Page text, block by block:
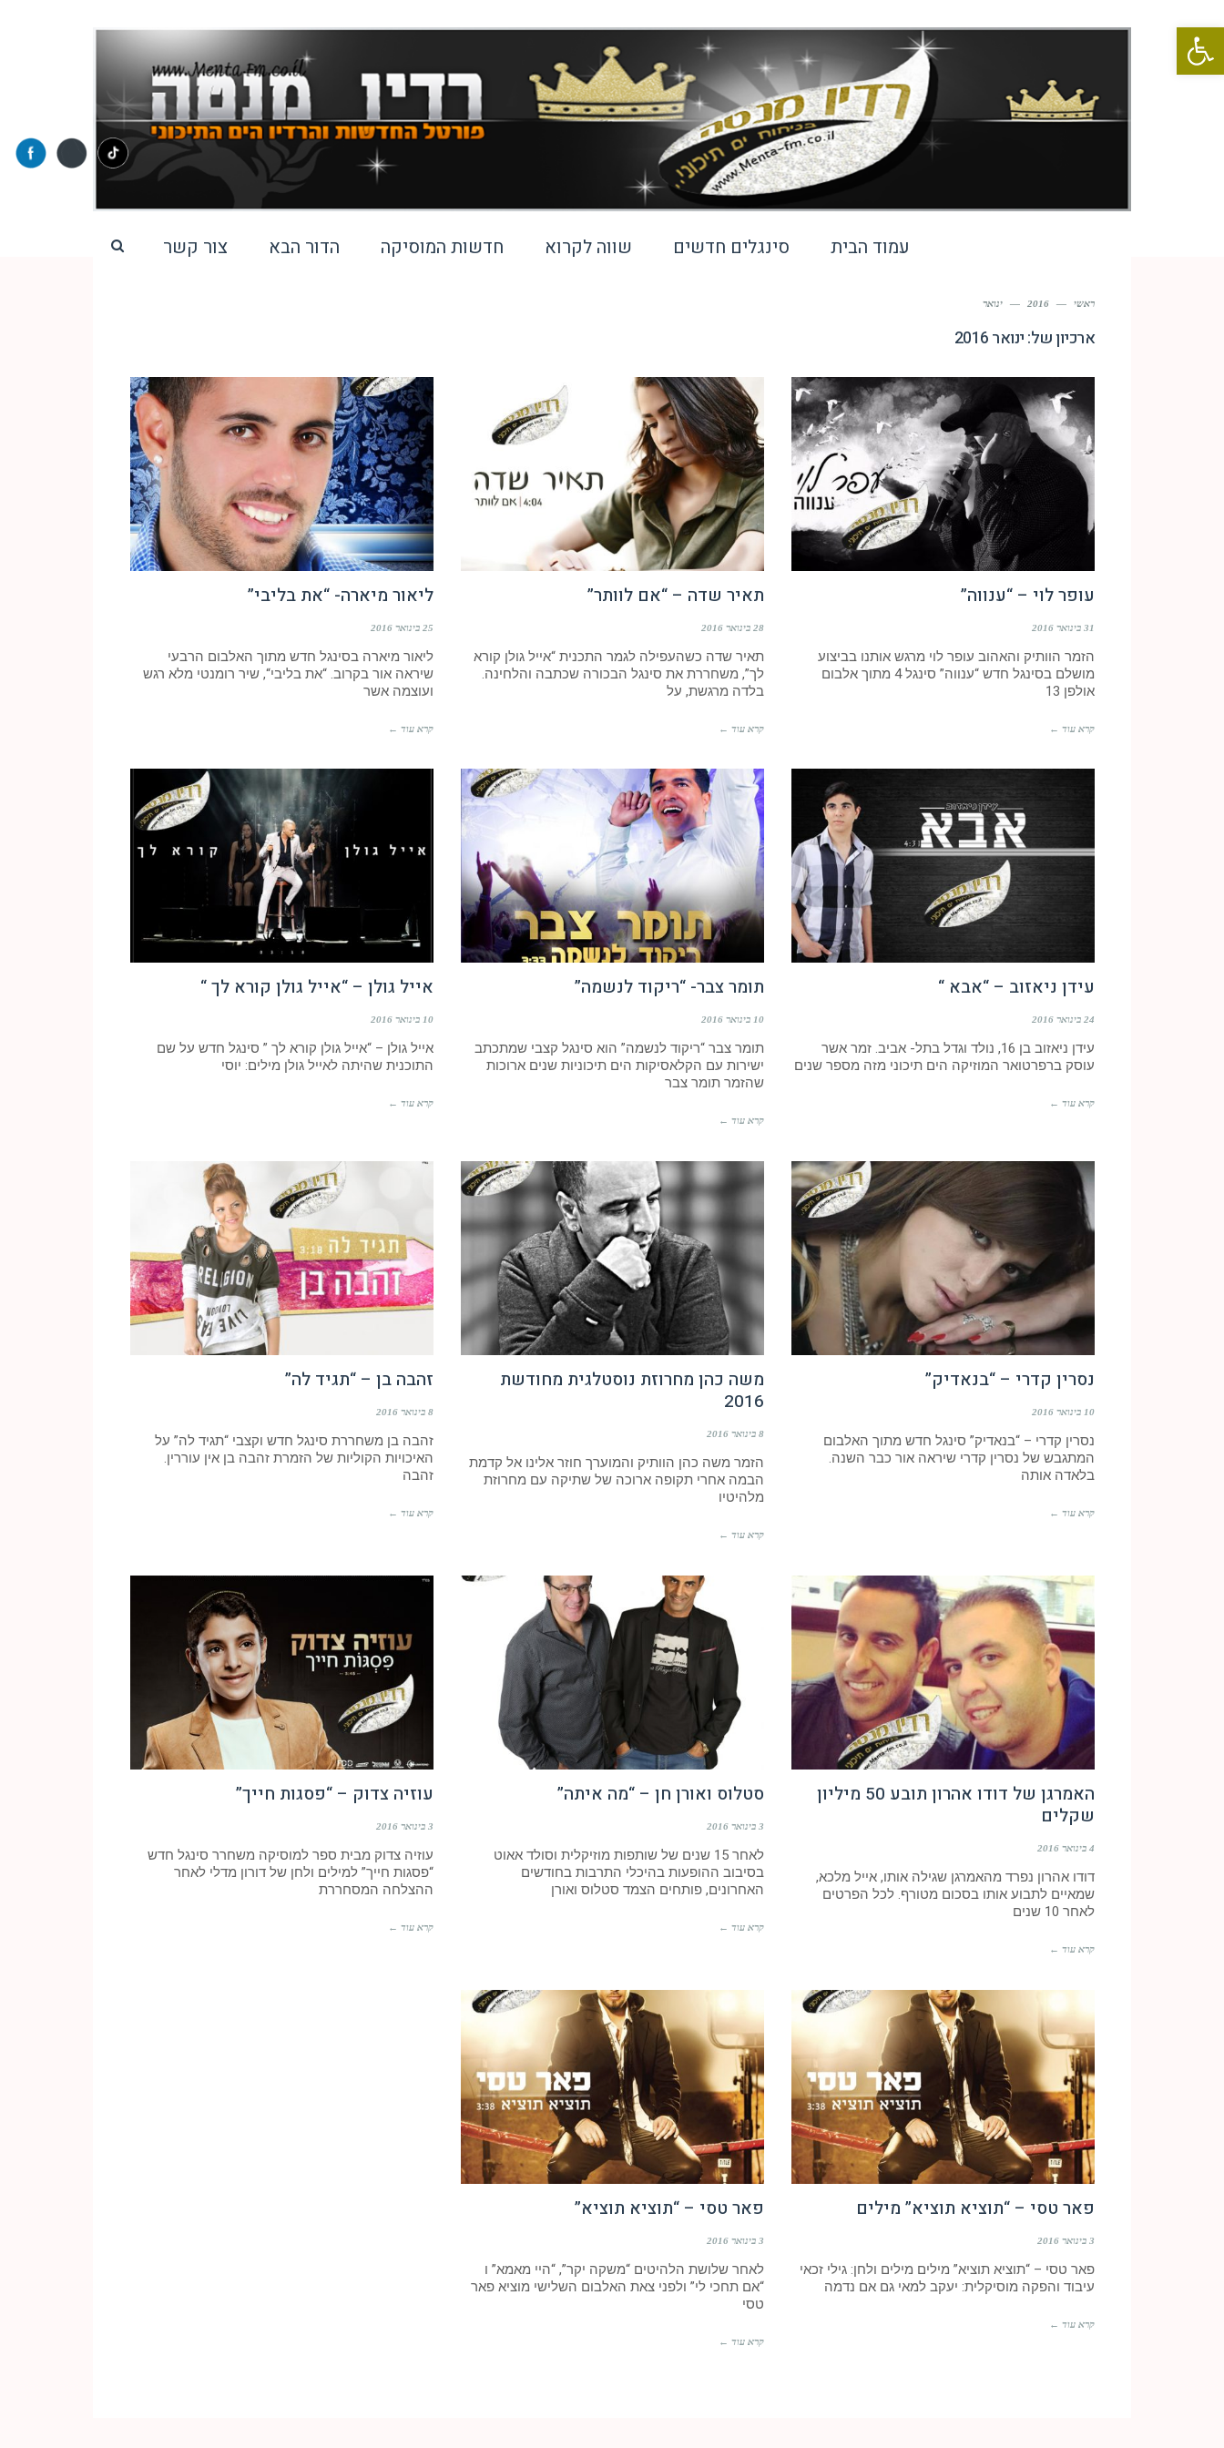
פתח סרגל נגישות
עמוד הבית סינגלים חדשים שווה לקרוא חדשות המוסיקה הדור הבא צור קשר
ראשי —
2016
— ינואר
ארכיון של:ינואר 2016
עופר לוי – “ענווה”
31 בינואר 2016
הזמר הוותיק והאהוב עופר לוי מרגש אותנו בביצוע
מושלם בסינגל חדש “ענווה” סינגל 4 מתוך אלבום
אולפן 13
קרא עוד ←
תאיר שדה – “אם לוותר”
28 בינואר 2016
תאיר שדה כשהעפילה לגמר התכנית “אייל גולן קורא
לך”, משחררת את סינגל הבכורה שכתבה והלחינה.
בלדה מרגשת, על
קרא עוד ←
ליאור מיארה- “את בליבי”
25 בינואר 2016
ליאור מיארה בסינגל חדש מתוך האלבום הרבעי
שיראה אור בקרוב. “את בליבי“, שיר רומנטי מלא רגש
ועוצמה אשר
קרא עוד ←
עידן ניאזוב – “אבא “
24 בינואר 2016
עידן ניאזוב בן 16, נולד וגדל בתל- אביב. זמר אשר
עוסק ברפרטואר המוזיקה הים תיכוני מזה מספר שנים
קרא עוד ←
תומר צבר- “ריקוד לנשמה”
10 בינואר 2016
תומר צבר “ריקוד לנשמה” הוא סינגל קצבי שמתכתב
ישירות עם הקלאסיקות הים תיכוניות שנים ארוכות
שהזמר תומר צבר
קרא עוד ←
אייל גולן – “אייל גולן קורא לך “
10 בינואר 2016
אייל גולן – “אייל גולן קורא לך ” סינגל חדש על שם
התוכנית שהיתה לאייל גולן מילים: יוסי
קרא עוד ←
נסרין קדרי – “בנאדיק”
10 בינואר 2016
נסרין קדרי – “בנאדיק” סינגל חדש מתוך האלבום
המתגבש של נסרין קדרי שיראה אור כבר השנה.
בלאדה אותה
קרא עוד ←
משה כהן מחרוזת נוסטלגית מחודשת
2016
8 בינואר 2016
הזמר משה כהן הוותיק והמוערך חוזר אלינו אל קדמת
הבמה אחרי תקופה ארוכה של שתיקה עם מחרוזת
מלהיטיו
קרא עוד ←
זהבה בן – “תגיד לה”
8 בינואר 2016
זהבה בן משחררת סינגל חדש וקצבי “תגיד לה” על
האיכויות הקוליות של הזמרת זהבה בן אין עוררין.
זהבה
קרא עוד ←
האמרגן של דודו אהרון תובע 50 מיליון
שקלים
4 בינואר 2016
דודו אהרון נפרד מהאמרגן שגילה אותו, אייל מלכא,
שמאיים לתבוע אותו בסכום מטורף. לכל הפרטים
לאחר 10 שנים
קרא עוד ←
סטלוס ואורן חן – “מה איתה”
3 בינואר 2016
לאחר 15 שנים של שותפות מוזיקלית וסולד אאוט
בסיבוב ההופעות בהיכלי התרבות בחודשים
האחרונים, פותחים הצמד סטלוס ואורן
קרא עוד ←
עוזיה צדוק – “פסגות חייך”
3 בינואר 2016
עוזיה צדוק מבית ספר למוסיקה משחרר סינגל חדש
“פסגות חייך” למילים ולחן של דורון מדלי לאחר
ההצלחה המסחררת
קרא עוד ←
פאר טסי – “תוציא תוציא” מילים
3 בינואר 2016
פאר טסי – “תוציא תוציא” מילים מילים ולחן: גילי זכאי
עיבוד והפקה מוסיקלית: יעקב למאי גם אם נדמה
קרא עוד ←
פאר טסי – “תוציא תוציא”
3 בינואר 2016
לאחר שלושת הלהיטים “משקה יקר”, “היי מאמא” ו
“אם תחכי לי” ולפני צאת האלבום השלישי מוציא פאר
טסי
קרא עוד ←